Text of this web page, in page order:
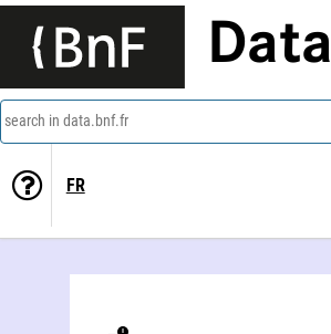
Data
search in data.bnf.fr
FR